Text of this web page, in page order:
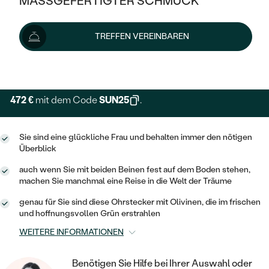
KLASSISCH
MEMOIRE
AUSSERGEWÖHNLICHE
GEHÄMMERTE
MIT MEHREREN DIAMANTEN
HALO
VINTAGE
IM SET
AUSSERGEWÖHNLICH
GESTALTE EINEN RING
WÄHLE EINEN RING
DIAMANTEN ZUM EINFASSEN
AUSVERKAUF
WENN SCHMUCK HILFT
NACH TYP
OHRRINGE
RINGE
ANHÄNGER / KETTEN
ARMBÄNDER
SCHMUCKSET
HERRENSCHMUCK
PLATIN
OHRSTECKER
CREOLEN
SOLITÄR
GOLD
SILBER
NACH STYL
SOLITÄR
ZUR GEBURT EINES KINDES
PERSONALISIERT
MIT STERNZEICHEN
MINIMALISTISCH
AUSVERKAUF
GOLD
SILBER
PLATIN
NACH STYL
MEMOIRE
TREFFEN VEREINBAREN
629 €
Schmuck ist auf Lager. Wir liefern ihn innerhalb von 24
Stunden.
472 € mit dem CodeSUN25 .
Sie sind eine glückliche Frau und behalten immer den nötigen
Überblick
auch wenn Sie mit beiden Beinen fest auf dem Boden stehen,
machen Sie manchmal eine Reise in die Welt der Träume
genau für Sie sind diese Ohrstecker mit Olivinen, die im frischen
und hoffnungsvollen Grün erstrahlen
WEITERE INFORMATIONEN
Benötigen Sie Hilfe bei Ihrer Auswahl oder